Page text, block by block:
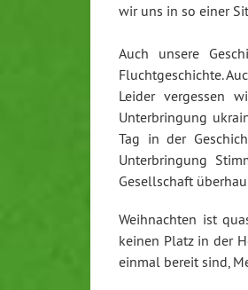
wir uns in so einer
Auch unsere
Fluchtgeschichte.
Leider vergessen
Unterbringung
Tag in der
Unterbringung
Gesellschaft
Weihnachten ist
keinen Platz in der
einmal bereit sind,